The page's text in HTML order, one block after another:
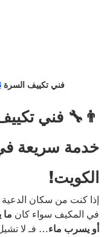
فني تكييف السرة
👨‍🔧 فني
خدمة سريعة
الكويت!
إذا كنت من سكان
في المكيف سواء كان ما
أو يسرب ماء… فـ لا